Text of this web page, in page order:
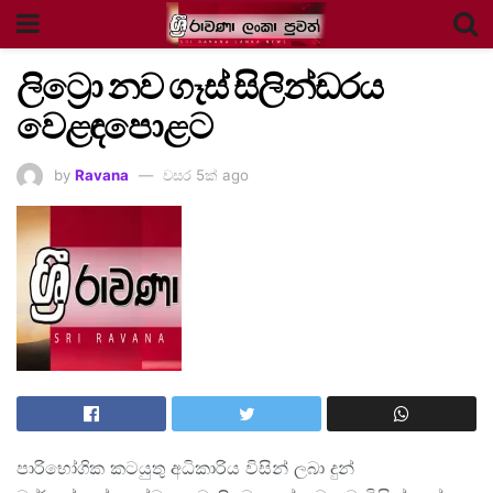
ලිට්‍රො නව ගෑස් සිලින්ඩරය
වෙළඳපොළට
by Ravana වසර 5ක් ago
පාරිභෝගික කටයුතු අධිකාරිය විසින් ලබා දුන්